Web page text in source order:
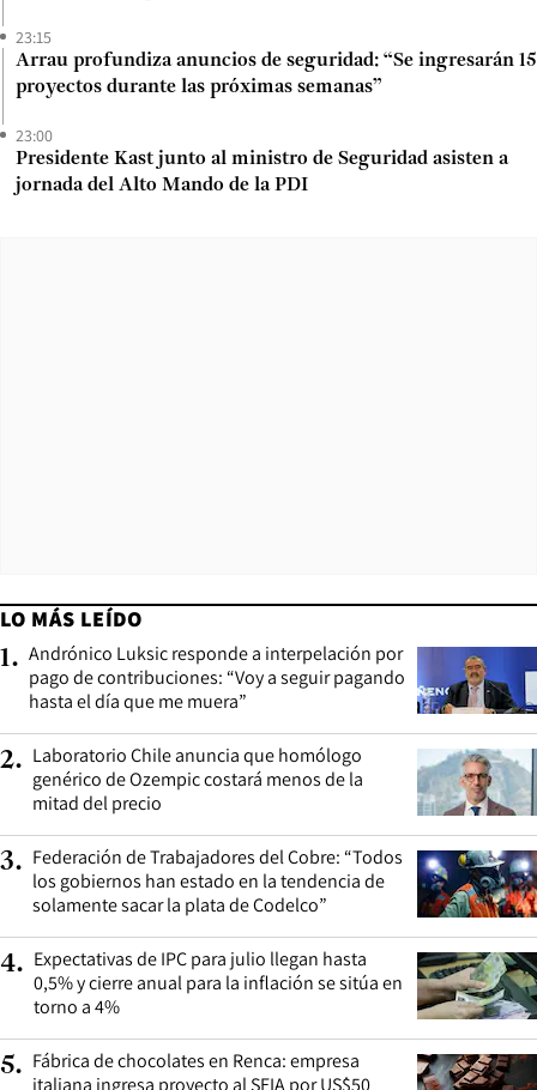
23:15
Arrau profundiza anuncios de seguridad: “Se ingresarán 15
proyectos durante las próximas semanas”
23:00
Presidente Kast junto al ministro de Seguridad asisten a
jornada del Alto Mando de la PDI
LO MÁS LEÍDO
1. Andrónico Luksic responde a interpelación por
pago de contribuciones: “Voy a seguir pagando
hasta el día que me muera”
2. Laboratorio Chile anuncia que homólogo
genérico de Ozempic costará menos de la
mitad del precio
3. Federación de Trabajadores del Cobre: “Todos
los gobiernos han estado en la tendencia de
solamente sacar la plata de Codelco”
4. Expectativas de IPC para julio llegan hasta
0,5% y cierre anual para la inflación se sitúa en
torno a 4%
5. Fábrica de chocolates en Renca: empresa
italiana ingresa proyecto al SEIA por US$50